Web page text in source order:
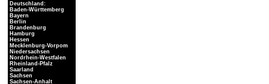
Deutschland:
Baden-Württemberg
Bayern
Berlin
Brandenburg
Hamburg
Hessen
Mecklenburg-Vorpom
Niedersachsen
Nordrhein-Westfalen
Rheinland-Pfalz
Saarland
Sachsen
Sachsen-Anhalt